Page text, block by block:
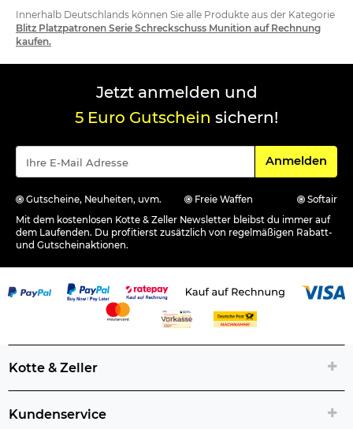
Innerhalb Deutschlands können Sie alle Produkte aus der Kategorie
Blitz Platzpatronen Serie Schreckschuss Munition auf Rechnung
kaufen.
Jetzt anmelden und
5 Euro Gutschein sichern!
Für den
Anmelden
Gutscheine, Neuheiten, uvm. Freie Waffen
Softair
Mit dem kostenlosen Kotte & Zeller Newsletter bleibst du immer auf
dem Laufenden. Du profitierst zusätzlich von regelmäßigen Rabatt-
und Gutscheinaktionen.
Kotte & Zeller
Kundenservice